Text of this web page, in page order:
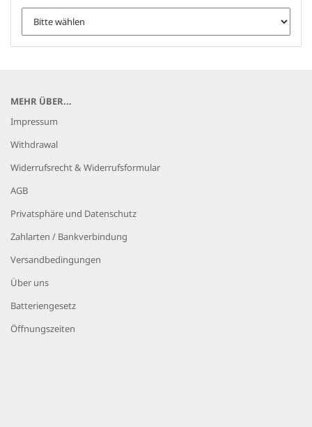
MEHR ÜBER...
Impressum
Withdrawal
Widerrufsrecht & Widerrufsformular
AGB
Privatsphäre und Datenschutz
Zahlarten / Bankverbindung
Versandbedingungen
Über uns
Batteriengesetz
Öffnungszeiten